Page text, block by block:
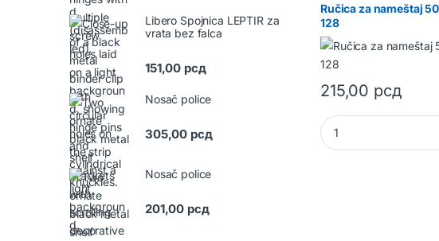
Ručica za nameštaj
128
215,00 рсд
Ručica za nameštaj
Libero Spojnica LEPTIR za
vrata bez falca
151,00 рсд
Nosač police
305,00 рсд
Nosač police
201,00 рсд